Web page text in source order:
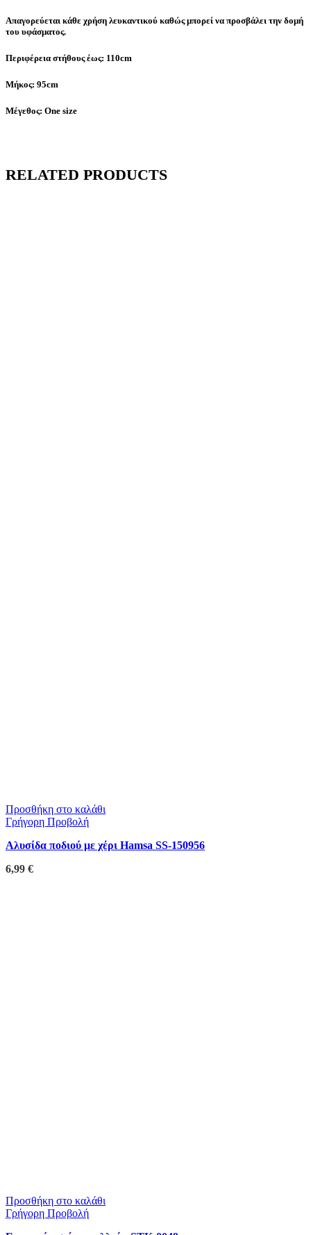
Απαγορεύεται κάθε χρήση λευκαντικού καθώς μπορεί να προσβάλει την δομή
του υφάσματος.
Περιφέρεια στήθους έως: 110cm
Μήκος: 95cm
Μέγεθος: One size
RELATED PRODUCTS
Προσθήκη στο καλάθι
Γρήγορη Προβολή
Αλυσίδα ποδιού με χέρι Hamsa SS-150956
6,99 €
Προσθήκη στο καλάθι
Γρήγορη Προβολή